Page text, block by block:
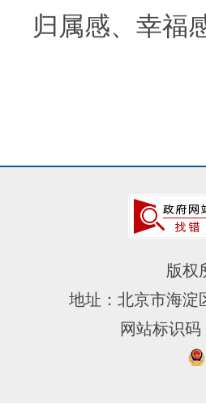
归属感、幸福
版权
地址：北京市海
网站标识